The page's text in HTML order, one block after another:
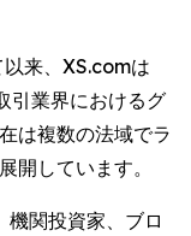
来、XS.comは
引業界におけるグ
は複数の法域でラ
開しています。
関投資家、ブロ